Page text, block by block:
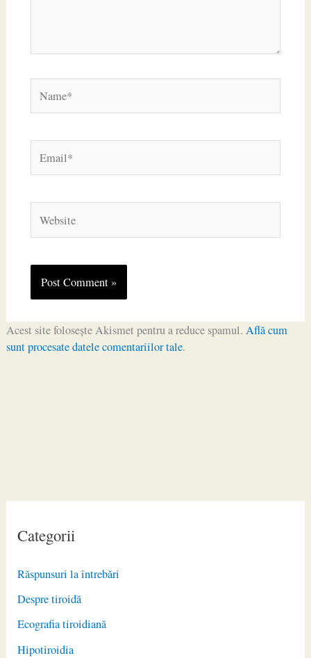
Categorii
Răspunsuri la întrebări
Despre tiroidă
Ecografia tiroidiană
Hipotiroidia
Acest site folosește Akismet pentru a reduce spamul. Află cum
sunt procesate datele comentariilor tale.